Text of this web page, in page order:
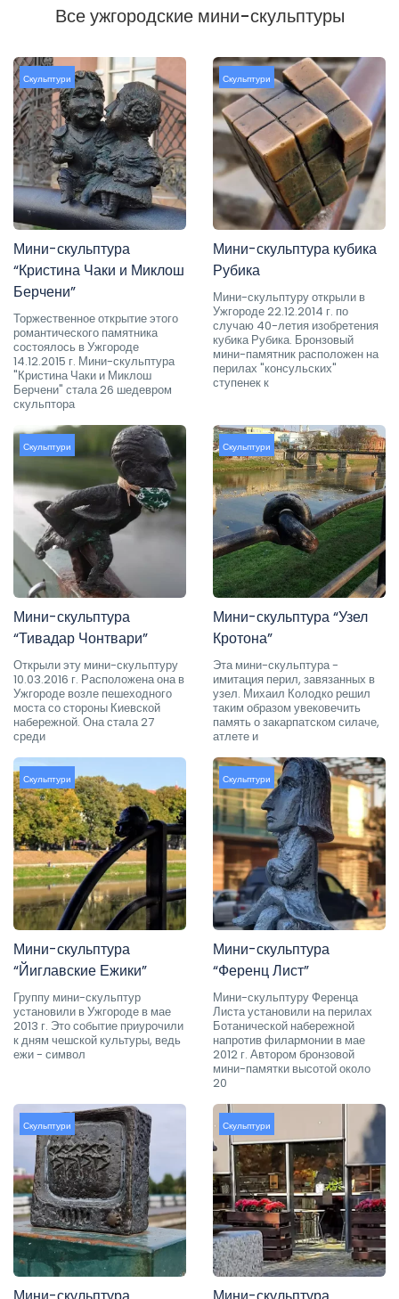
Все ужгородские мини-скульптуры
Скульптури
Мини-скульптура
“Кристина Чаки и Миклош
Берчени”
Торжественное открытие этого
романтического памятника
состоялось в Ужгороде
14.12.2015 г. Мини-скульптура
"Кристина Чаки и Миклош
Берчени" стала 26 шедевром
скульптора
Скульптури
Мини-скульптура кубика
Рубика
Мини-скульптуру открыли в
Ужгороде 22.12.2014 г. по
случаю 40-летия изобретения
кубика Рубика. Бронзовый
мини-памятник расположен на
перилах "консульских"
ступенек к
Скульптури
Мини-скульптура
“Тивадар Чонтвари”
Открыли эту мини-скульптуру
10.03.2016 г. Расположена она в
Ужгороде возле пешеходного
моста со стороны Киевской
набережной. Она стала 27
среди
Скульптури
Мини-скульптура “Узел
Кротона”
Эта мини-скульптура -
имитация перил, завязанных в
узел. Михаил Колодко решил
таким образом увековечить
память о закарпатском силаче,
атлете и
Скульптури
Мини-скульптура
“Йиглавские Ежики”
Группу мини-скульптур
установили в Ужгороде в мае
2013 г. Это событие приурочили
к дням чешской культуры, ведь
ежи - символ
Скульптури
Мини-скульптура
“Ференц Лист”
Мини-скульптуру Ференца
Листа установили на перилах
Ботанической набережной
напротив филармонии в мае
2012 г. Автором бронзовой
мини-памятки высотой около
20
Скульптури Скульптури